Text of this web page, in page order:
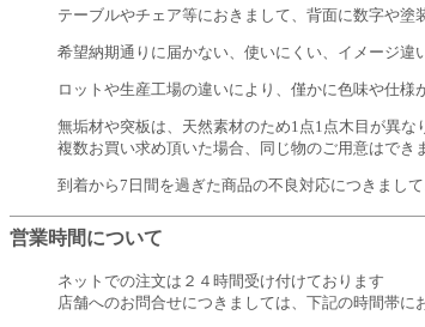
テーブルやチェア等におきまして、背面に数字や塗
希望納期通りに届かない、使いにくい、イメージ違
ロットや生産工場の違いにより、僅かに色味や仕様
無垢材や突板は、天然素材のため1点1点木目が異な
複数お買い求め頂いた場合、同じ物のご用意はでき
到着から7日間を過ぎた商品の不良対応につきまし
営業時間について
ネットでの注文は２４時間受け付けております
店舗へのお問合せにつきましては、下記の時間帯に